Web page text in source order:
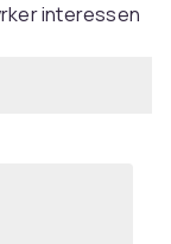
interessen